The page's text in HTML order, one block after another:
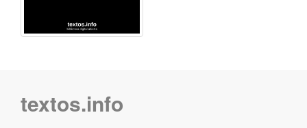
textos.info